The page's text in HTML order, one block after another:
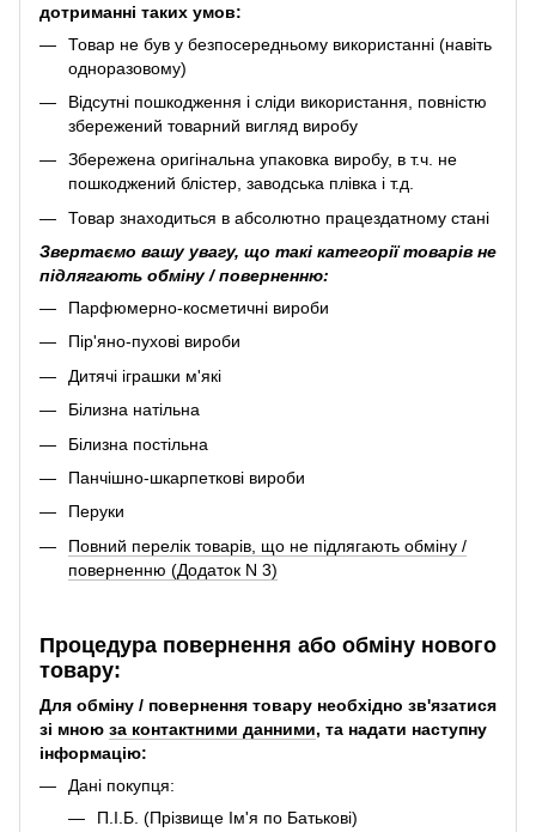
дотриманні таких умов:
Товар не був у безпосередньому використанні (навіть
одноразовому)
Відсутні пошкодження і сліди використання, повністю
збережений товарний вигляд виробу
Збережена оригінальна упаковка виробу, в т.ч. не
пошкоджений блістер, заводська плівка і т.д.
Товар знаходиться в абсолютно працездатному стані
Звертаємо вашу увагу, що такі категорії товарів не
підлягають обміну / поверненню:
Парфюмерно-косметичні вироби
Пір'яно-пухові вироби
Дитячі іграшки м'які
Білизна натільна
Білизна постільна
Панчішно-шкарпеткові вироби
Перуки
Повний перелік товарів, що не підлягають обміну /
поверненню (Додаток N 3)
Процедура повернення або обміну нового
товару:
Для обміну / повернення товару необхідно зв'язатися
зі мною за контактними данними, та надати наступну
інформацію:
Дані покупця:
П.І.Б. (Прізвище Ім'я по Батькові)